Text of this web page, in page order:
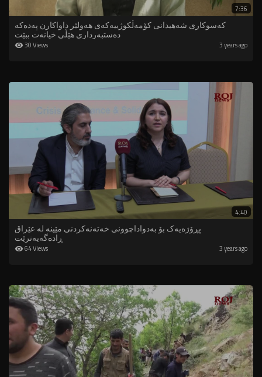
7:36
کەسوکاری شەهیدانی کۆمەڵکوژییەکەی هەولێر داواکارن پەدەکە
دەستبەرداری هێڵی خیانەت ببێت
30 Views 3 years ago
4:40
پڕۆژەیەک بۆ بەدواداچوونی خەتەنەکردنی مێینە لە عێراق
ڕادەگەیەنرێت
64 Views 3 years ago